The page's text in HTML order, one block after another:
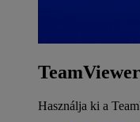
Használja ki a